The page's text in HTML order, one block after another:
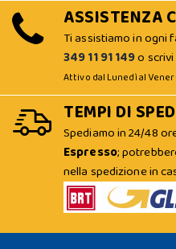
ASSISTENZA
Ti assistiamo in ogni
349 11 91 149o scrivi
Attivo dal Lunedì al
TEMPI DI
Spediamo in 24/48
Espresso;
nella spedizione in